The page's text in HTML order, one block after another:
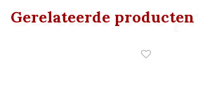
Gerelateerde producten
Gerelateerde